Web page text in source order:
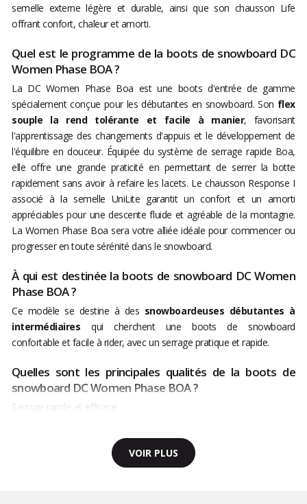
semelle externe légère et durable, ainsi que son chausson Life
offrant confort, chaleur et amorti.
Quel est le programme de la boots de snowboard DC
Women Phase BOA ?
La DC Women Phase Boa est une boots d'entrée de gamme
spécialement conçue pour les débutantes en snowboard. Son flex
souple la rend tolérante et facile à manier, favorisant
l'apprentissage des changements d'appuis et le développement de
l'équilibre en douceur. Équipée du système de serrage rapide Boa,
elle offre une grande praticité en permettant de serrer la botte
rapidement sans avoir à refaire les lacets. Le chausson Response I
associé à la semelle UniLite garantit un confort et un amorti
appréciables pour une descente fluide et agréable de la montagne.
La Women Phase Boa sera votre alliée idéale pour commencer ou
progresser en toute sérénité dans le snowboard.
À qui est destinée la boots de snowboard DC Women
Phase BOA ?
Ce modèle se destine à des snowboardeuses débutantes à
intermédiaires qui cherchent une boots de snowboard
confortable et facile à rider, avec un serrage pratique et rapide.
Quelles sont les principales qualités de la boots de
snowboard DC Women Phase BOA ?
Serrage rapide et efficace
VOIR PLUS